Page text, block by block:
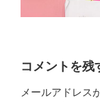
コメントを残
メールアドレス